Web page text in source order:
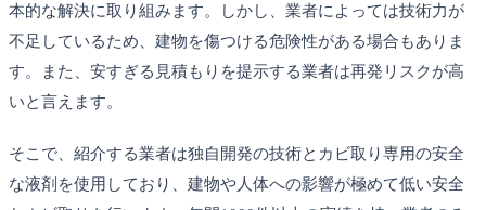
本的な解決に取り組みます。しかし、業者によっては技術力が
不足しているため、建物を傷つける危険性がある場合もありま
す。また、安すぎる見積もりを提示する業者は再発リスクが高
いと言えます。
そこで、紹介する業者は独自開発の技術とカビ取り専用の安全
な液剤を使用しており、建物や人体への影響が極めて低い安全